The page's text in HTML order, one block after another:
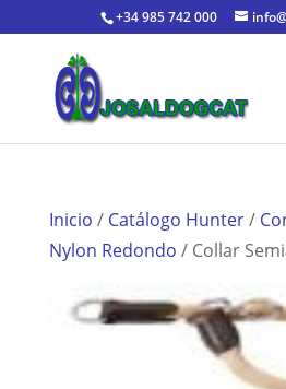
+34 985 742 000
Inicio / Catálogo Hunter/
Nylon Redondo / Collar